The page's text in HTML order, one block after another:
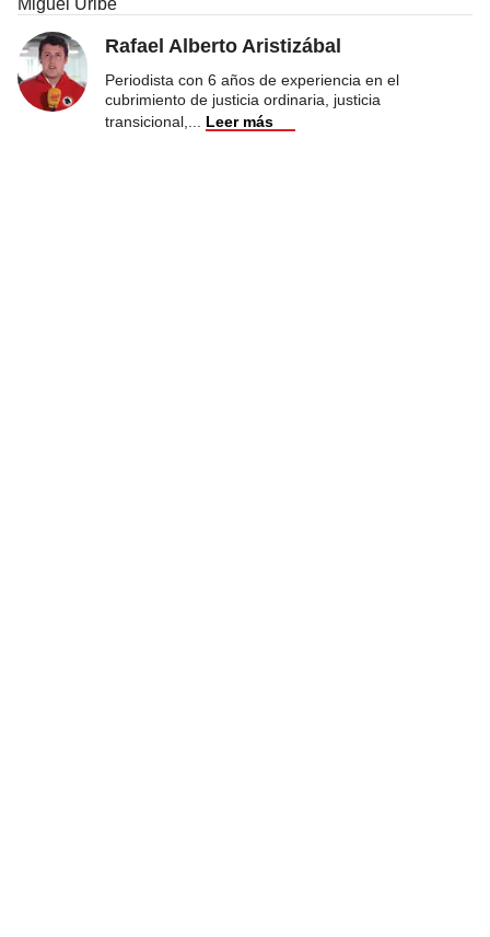
Rafael Alberto Aristizábal
Periodista con 6 años de experiencia en el
cubrimiento de justicia ordinaria, justicia
transicional,
Leer más